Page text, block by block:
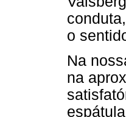
o
Na
na